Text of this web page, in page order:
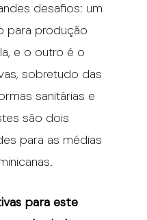
desafios: um
para produção
e o outro é o
sobretudo das
sanitárias e
são dois
para as médias
para este